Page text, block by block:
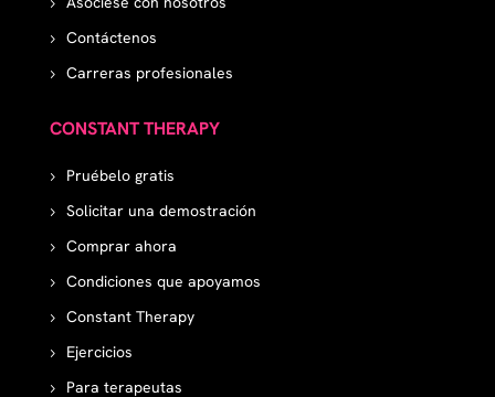
Contáctenos
Carreras profesionales
CONSTANT THERAPY
Pruébelo gratis
Solicitar una demostración
Comprar ahora
Condiciones que apoyamos
Constant Therapy
Ejercicios
Para terapeutas